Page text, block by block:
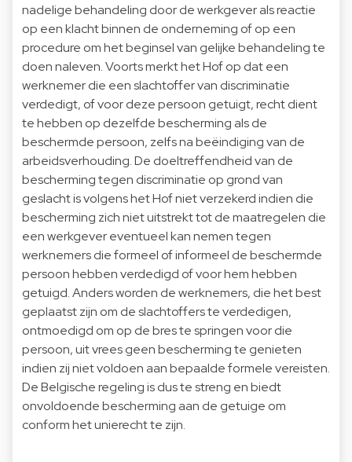
nadelige behandeling door de werkgever als reactie
op een klacht binnen de onderneming of op een
procedure om het beginsel van gelijke behandeling te
doen naleven. Voorts merkt het Hof op dat een
werknemer die een slachtoffer van discriminatie
verdedigt, of voor deze persoon getuigt, recht dient
te hebben op dezelfde bescherming als de
beschermde persoon, zelfs na beëindiging van de
arbeidsverhouding. De doeltreffendheid van de
bescherming tegen discriminatie op grond van
geslacht is volgens het Hof niet verzekerd indien die
bescherming zich niet uitstrekt tot de maatregelen die
een werkgever eventueel kan nemen tegen
werknemers die formeel of informeel de beschermde
persoon hebben verdedigd of voor hem hebben
getuigd. Anders worden de werknemers, die het best
geplaatst zijn om de slachtoffers te verdedigen,
ontmoedigd om op de bres te springen voor die
persoon, uit vrees geen bescherming te genieten
indien zij niet voldoen aan bepaalde formele vereisten.
De Belgische regeling is dus te streng en biedt
onvoldoende bescherming aan de getuige om
conform het unierecht te zijn.